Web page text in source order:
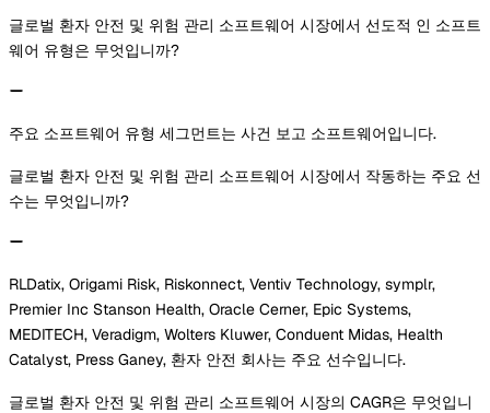
글로벌 환자 안전 및 위험 관리 소프트웨어 시장에서 선도적 인 소프트
웨어 유형은 무엇입니까?
주요 소프트웨어 유형 세그먼트는 사건 보고 소프트웨어입니다.
글로벌 환자 안전 및 위험 관리 소프트웨어 시장에서 작동하는 주요 선
수는 무엇입니까?
RLDatix, Origami Risk, Riskonnect, Ventiv Technology, symplr,
Premier Inc Stanson Health, Oracle Cerner, Epic Systems,
MEDITECH, Veradigm, Wolters Kluwer, Conduent Midas, Health
Catalyst, Press Ganey, 환자 안전 회사는 주요 선수입니다.
글로벌 환자 안전 및 위험 관리 소프트웨어 시장의 CAGR은 무엇입니